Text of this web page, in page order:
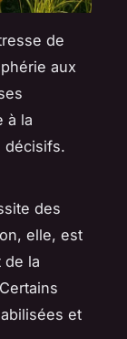
de
aux
à la
décisifs.
des
elle, est
de la
et